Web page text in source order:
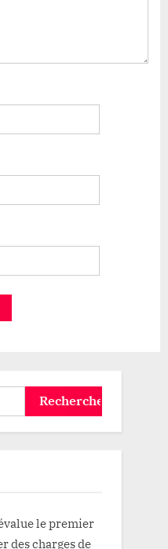
le premier
des charges de